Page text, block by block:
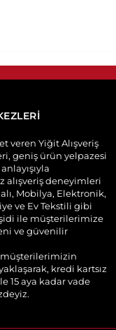
veren Yiğit Alışveriş
geniş ürün yelpazesi
alışveriş deneyimleri
Mobilya, Elektronik,
ve Ev Tekstili gibi
ile müşterilerimize
ve güvenilir
müşterilerimizin
kredi kartsız
15 aya kadar vade